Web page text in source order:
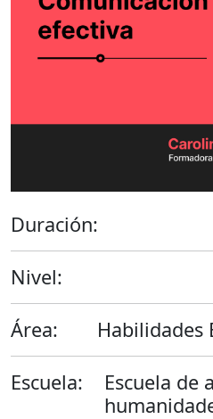
Duración:
Nivel:
Área: Habilidades
Escuela:
Escuela de